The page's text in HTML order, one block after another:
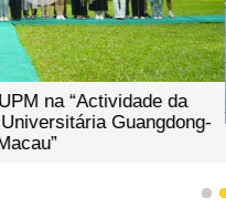
Participação dos alunos
da Grande Baía –
1